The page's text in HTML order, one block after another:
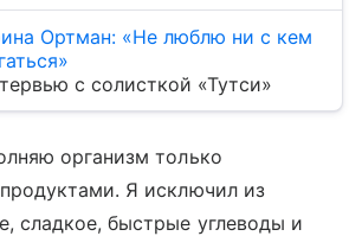
Ортман: «Не люблю ни с кем
с солисткой «Тутси»
организм только
Я исключил из
сладкое, быстрые углеводы и